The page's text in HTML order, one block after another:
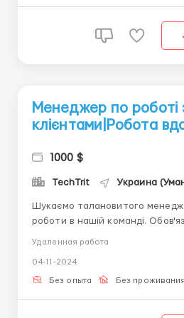
Менеджер по роботі
клієнтами|Робота
1000 $
TechTrit Украина
Шукаємо талановитого
роботи в нашій команді. Обов'язки: Координація
Управління дедлайнами та ресурсами.
Впевнений користувач ПК та
Удаленная работа
04-11-2024
Без опыта Без проживания